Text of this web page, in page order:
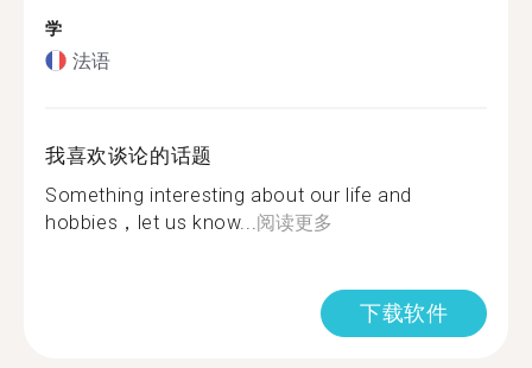
学
法语
我喜欢谈论的话题
Something interesting about our life and
hobbies，let us know... 阅读更多
下载软件